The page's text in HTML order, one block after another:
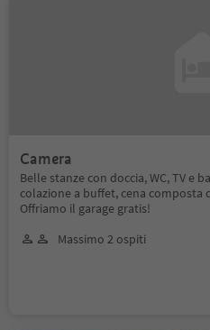
Camera
Belle stanze con doccia, WC, TV e
colazione a buffet, cena
Offriamo il garage gratis!
Massimo 2 ospiti